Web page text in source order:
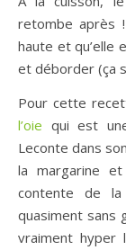
retombe après
haute et qu’elle
et déborder (ça
Pour cette
l’oie qui est
Leconte dans
la margarine
contente de
quasiment sans
vraiment